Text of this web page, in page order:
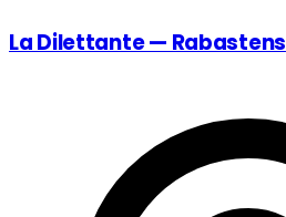
La Dilettante — Rabastens